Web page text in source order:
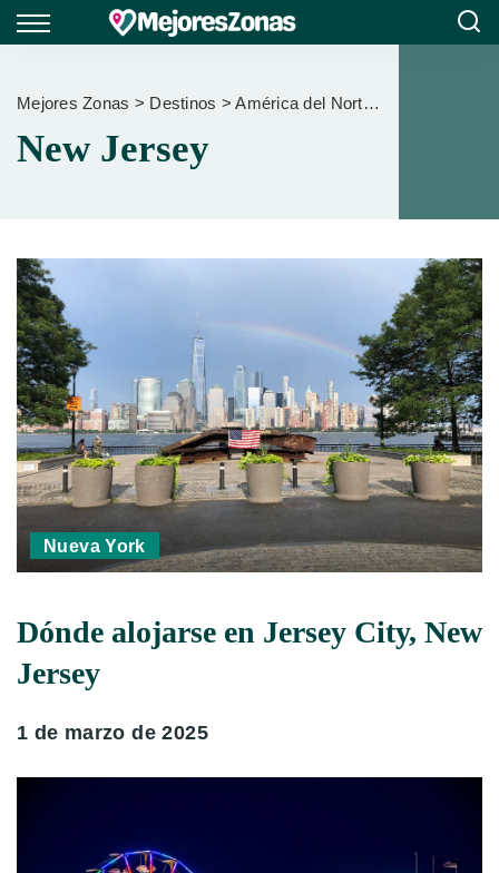
Mejores Zonas > Destinos >América del Norte >
New Jersey
Nueva York
Dónde alojarse en Jersey City, New
Jersey
1 de marzo de 2025